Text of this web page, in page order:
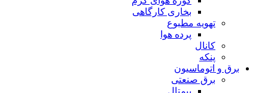
بخاری کارگاهی
تهویه مطبوع
پرده هوا
کانال
پنکه
برق و اتوماسیون
برق صنعتی
بیمتال